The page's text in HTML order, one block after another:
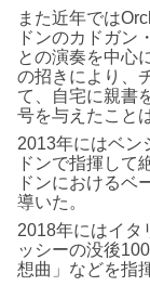
また近年では
ドンのカドガン
との演奏を中心
の招きにより、
て、自宅に親書
号を与えたこと
2013年にはベン
ドンで指揮して
ドンにおけるベ
導いた。
2018年にはイタ
ッシーの没後
想曲」などを指